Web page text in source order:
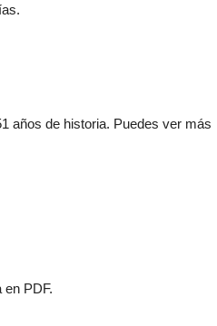
años de historia. Puedes ver más
PDF.